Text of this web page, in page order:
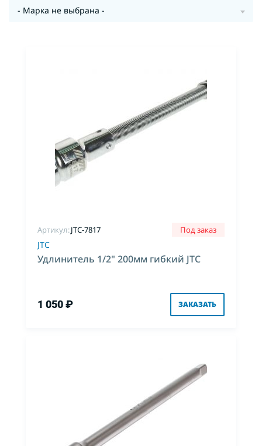
- Марка не выбрана -
Артикул:JTC-7817 Под заказ
JTC
Удлинитель 1/2" 200мм гибкий JTC
1 050 ₽ ЗАКАЗАТЬ